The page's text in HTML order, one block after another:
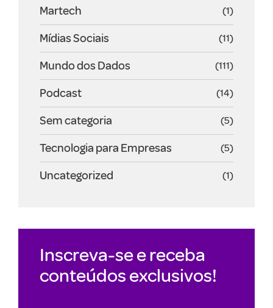
Martech (1)
Mídias Sociais (11)
Mundo dos Dados (111)
Podcast (14)
Sem categoria (5)
Tecnologia para Empresas (5)
Uncategorized (1)
Inscreva-se e receba
conteúdos exclusivos!